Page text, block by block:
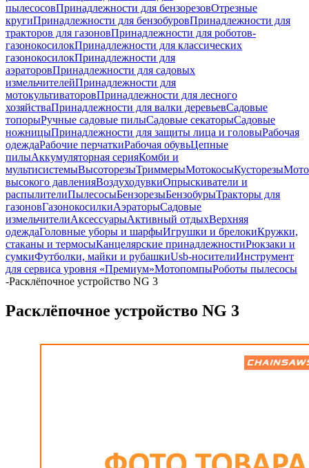
пылесосовПринадлежности для бензорезовОтрезные
кругиПринадлежности для бензобуровПринадлежности для
тракторов для газоновПринадлежности для роботов-
газонокосилокПринадлежности для классических
газонокосилокПринадлежности для
аэраторовПринадлежности для садовых
измельчителейПринадлежности для
мотокультиваторовПринадлежности для лесного
хозяйстваПринадлежности для валки деревьевСадовые
топорыРучные садовые пилыСадовые секаторыСадовые
ножницыПринадлежности для защиты лица и головыРабочая
одеждаРабочие перчаткиРабочая обувьЦепные
пилыАккумуляторная серияКомби и
мультисистемыВысоторезыТриммерыМотокосыКусторезы
высокого давленияВоздуходувкиОпрыскиватели и
распылителиПылесосыБензорезыБензобурыТракторы для
газоновГазонокосилкиАэраторыСадовые
измельчителиАксессуарыАктивный отдыхВерхняя
одеждаГоловные уборы и шарфыИгрушки и брелокиКружки,
стаканы и термосыКанцелярские принадлежностиРюкзаки и
сумкиФутболки, майки и рубашкиUsb-носителиИнструмент
для сервиса уровня «Премиум»МотопомпыРоботы пылесосы
-Расклёпочное устройство NG 3
Расклёпочное устройство NG 3